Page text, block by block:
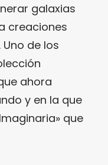
galaxias
creaciones
de los
ahora
y en la que
que